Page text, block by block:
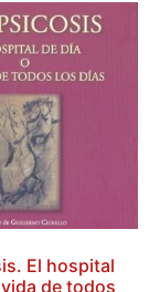
El hospital
de todos